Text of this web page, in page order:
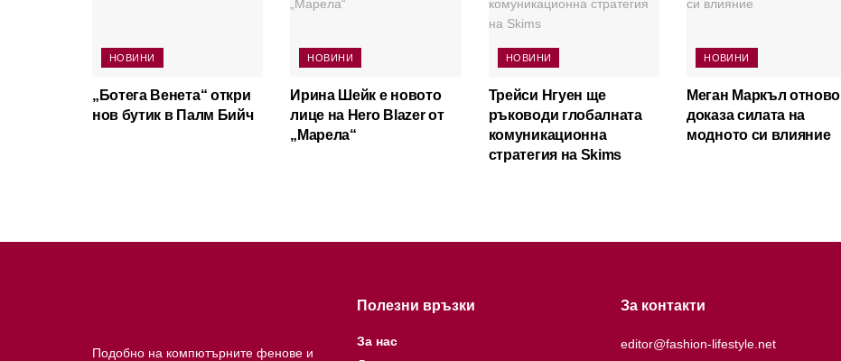
НОВИНИ
„Ботега Венета“ откри
нов бутик в Палм Бийч
НОВИНИ
Ирина Шейк е новото
лице на Hero Blazer от
„Марела“
НОВИНИ
Трейси Нгуен ще
ръководи глобалната
комуникационна
стратегия на Skims
НОВИНИ
Меган Маркъл отново
доказа силата на
модното си влияние
Подобно на компютърните фенове и
Полезни връзки
За нас
За контакти
editor@fashion-lifestyle.net